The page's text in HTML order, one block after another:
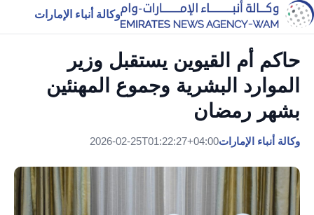
وكالة أنباء الإمارات
حاكم أم القيوين يستقبل وزير
الموارد البشرية وجموع المهنئين
بشهر رمضان
وكالة أنباء الإمارات2026-02-25T01:22:27+04:00